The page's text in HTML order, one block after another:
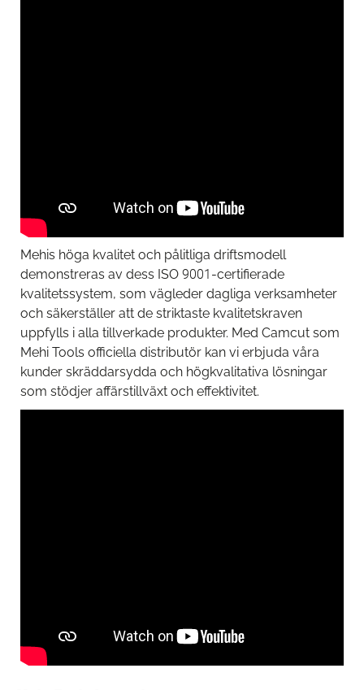
Mehis höga kvalitet och pålitliga driftsmodell
demonstreras av dess ISO 9001-certifierade
kvalitetssystem, som vägleder dagliga verksamheter
och säkerställer att de striktaste kvalitetskraven
uppfylls i alla tillverkade produkter. Med Camcut som
Mehi Tools officiella distributör kan vi erbjuda våra
kunder skräddarsydda och högkvalitativa lösningar
som stödjer affärstillväxt och effektivitet.